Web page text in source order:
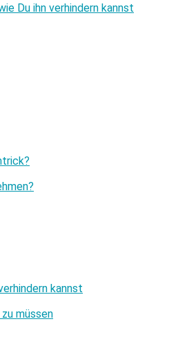
Du ihn verhindern kannst
kannst
müssen